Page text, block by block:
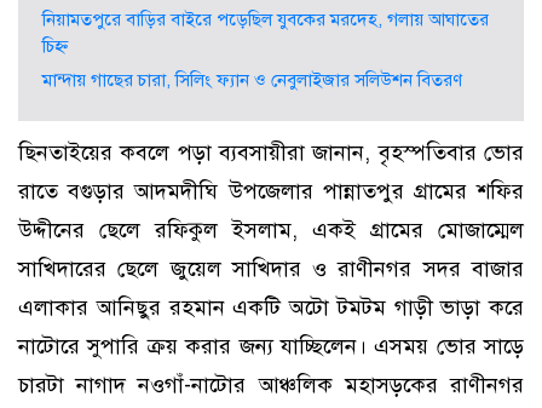
নিয়ামতপুরে বাড়ির বাইরে পড়েছিল যুবকের মরদেহ, গলায় আঘাতের
চিহ্ন
মান্দায় গাছের চারা, সিলিং ফ্যান ও নেবুলাইজার সলিউশন বিতরণ
ছিনতাইয়ের কবলে পড়া ব্যবসায়ীরা জানান, বৃহস্পতিবার ভোর
রাতে বগুড়ার আদমদীঘি উপজেলার পান্নাতপুর গ্রামের শফির
উদ্দীনের ছেলে রফিকুল ইসলাম, একই গ্রামের মোজাম্মেল
সাখিদারের ছেলে জুয়েল সাখিদার ও রাণীনগর সদর বাজার
এলাকার আনিছুর রহমান একটি অটো টমটম গাড়ী ভাড়া করে
নাটোরে সুপারি ক্রয় করার জন্য যাচ্ছিলেন। এসময় ভোর সাড়ে
চারটা নাগাদ নওগাঁ-নাটোর আঞ্চলিক মহাসড়কের রাণীনগর